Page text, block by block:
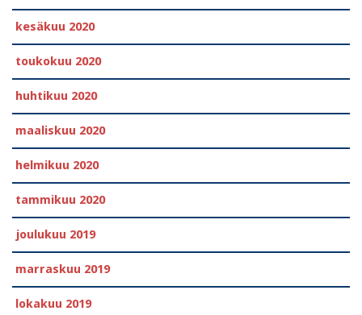
kesäkuu 2020
toukokuu 2020
huhtikuu 2020
maaliskuu 2020
helmikuu 2020
tammikuu 2020
joulukuu 2019
marraskuu 2019
lokakuu 2019